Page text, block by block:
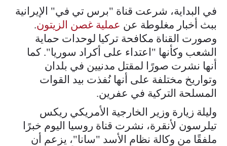
في البداية، شرعت قناة "برس تي في" الإيرانية
ببث أخبار مغلوطة عن عملية غصن الزيتون.
وصورت القناة مكافحة تركيا لوحدات حماية
الشعب وكأنها "اعتداء على أكراد سوريا". كما
أنها نشرت صورًا لمقتل مدنيين في بلدان
وتواريخ مختلفة على أنها نُفذت بيد القوات
المسلحة التركية في عفرين.
وليلة زيارة وزير الخارجية الأمريكي ريكس
تيلرسون لأنقرة، نشرت قناة روسيا اليوم خبرًا
ملفقًا من وكالة نظام الأسد "سانا"، يزعم أن